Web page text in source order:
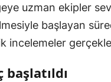
uzman ekipler
başlayan
incelemeler